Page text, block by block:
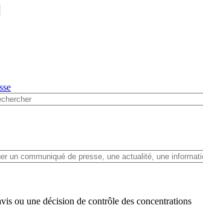
ou une décision de contrôle des concentrations